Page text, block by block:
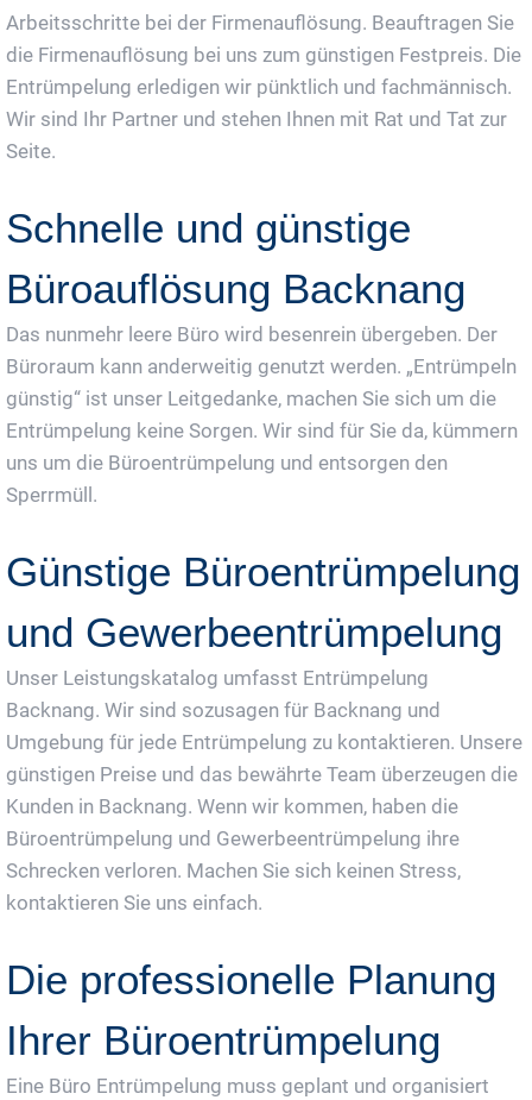
Arbeitsschritte bei der Firmenauflösung. Beauftragen Sie
die Firmenauflösung bei uns zum günstigen Festpreis. Die
Entrümpelung erledigen wir pünktlich und fachmännisch.
Wir sind Ihr Partner und stehen Ihnen mit Rat und Tat zur
Seite.
Schnelle und günstige
Büroauflösung Backnang
Das nunmehr leere Büro wird besenrein übergeben. Der
Büroraum kann anderweitig genutzt werden. „Entrümpeln
günstig“ ist unser Leitgedanke, machen Sie sich um die
Entrümpelung keine Sorgen. Wir sind für Sie da, kümmern
uns um die Büroentrümpelung und entsorgen den
Sperrmüll.
Günstige Büroentrümpelung
und Gewerbeentrümpelung
Unser Leistungskatalog umfasst Entrümpelung
Backnang. Wir sind sozusagen für Backnang und
Umgebung für jede Entrümpelung zu kontaktieren. Unsere
günstigen Preise und das bewährte Team überzeugen die
Kunden in Backnang. Wenn wir kommen, haben die
Büroentrümpelung und Gewerbeentrümpelung ihre
Schrecken verloren. Machen Sie sich keinen Stress,
kontaktieren Sie uns einfach.
Die professionelle Planung
Ihrer Büroentrümpelung
Eine Büro Entrümpelung muss geplant und organisiert